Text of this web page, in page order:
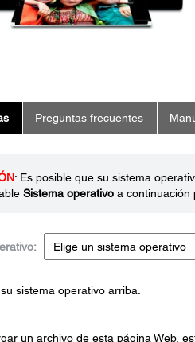
Preguntas frecuentes
: Es posible que su sistema
Sistema operativoa continuación
sistema operativo arriba.
un archivo de esta página Web,